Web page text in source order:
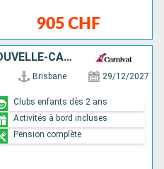
905 CHF
AUSTRALIE, VANUATU, NOUVELLE-CALÉDONIE
Brisbane 29/12/2027
Clubs enfants dès 2 ans
Activités à bord incluses
Pension complète